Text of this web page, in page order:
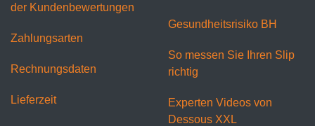
der Kundenbewertungen
Zahlungsarten
Rechnungsdaten
Lieferzeit
Gesundheitsrisiko BH
So messen Sie Ihren Slip
richtig
Experten Videos von
Dessous XXL